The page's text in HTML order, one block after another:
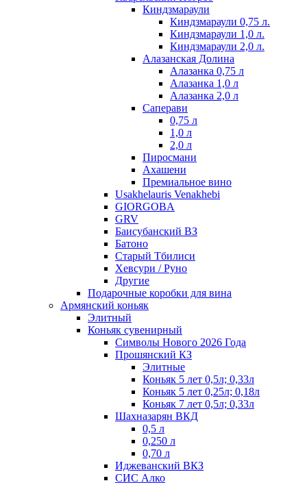
Киндзмараули
Киндзмараули 0,75 л.
Киндзмараули 1,0 л.
Киндзмараули 2,0 л.
Алазанская Долина
Алазанка 0,75 л
Алазанка 1,0 л
Алазанка 2,0 л
Саперави
0,75 л
1,0 л
2,0 л
Пиросмани
Ахашени
Премиальное вино
Usakhelauris Venakhebi
GIORGOBA
GRV
Баисубанский ВЗ
Батоно
Старый Тбилиси
Хевсури / Руно
Другие
Подарочные коробки для вина
Армянский коньяк
Элитный
Коньяк сувенирный
Символы Нового 2026 Года
Прошянский КЗ
Элитные
Коньяк 5 лет 0,5л; 0,33л
Коньяк 5 лет 0,25л; 0,18л
Коньяк 7 лет 0,5л; 0,33л
Шахназарян ВКД
0,5 л
0,250 л
0,70 л
Иджеванский ВКЗ
СИС Алко